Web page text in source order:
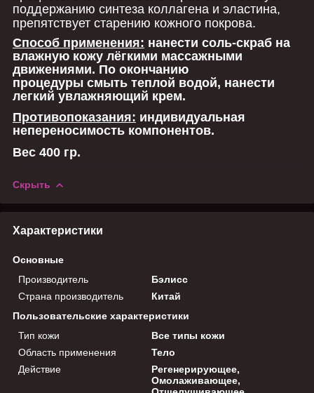
поддержанию синтеза коллагена и эластина,
препятствует старению кожного покрова.
Способ применения: нанести соль-скраб на
влажную кожу лёгкими массажными
движениями. По окончанию
процедуры смыть теплой водой, нанести
легкий увлажняющий крем.
Противопоказания: индивидуальная
непереносимость компонентов.
Вес 400 гр.
Скрыть
Характеристики
Основные
Производитель
Бэлисс
Страна производитель
Китай
Пользовательские характеристики
Тип кожи
Все типы кожи
Область применения
Тело
Действие
Регенерирующее,
Омолаживающее,